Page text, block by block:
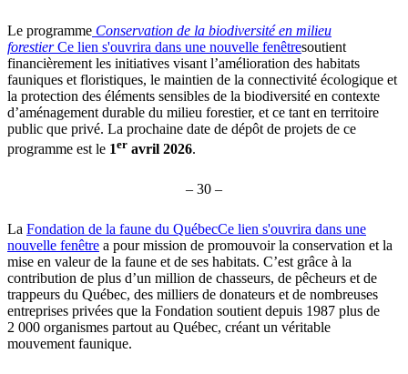
Le programme Conservation de la biodiversité en milieu
forestier Ce lien s'ouvrira dans une nouvelle fenêtresoutient
financièrement les initiatives visant l’amélioration des habitats
fauniques et floristiques, le maintien de la connectivité écologique et
la protection des éléments sensibles de la biodiversité en contexte
d’aménagement durable du milieu forestier, et ce tant en territoire
public que privé. La prochaine date de dépôt de projets de ce
programme est le 1er avril 2026.
– 30 –
La Fondation de la faune du QuébecCe lien s'ouvrira dans une
nouvelle fenêtre a pour mission de promouvoir la conservation et la
mise en valeur de la faune et de ses habitats. C’est grâce à la
contribution de plus d’un million de chasseurs, de pêcheurs et de
trappeurs du Québec, des milliers de donateurs et de nombreuses
entreprises privées que la Fondation soutient depuis 1987 plus de
2 000 organismes partout au Québec, créant un véritable
mouvement faunique.